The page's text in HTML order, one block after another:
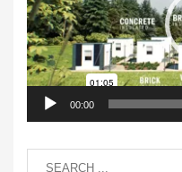
00:00